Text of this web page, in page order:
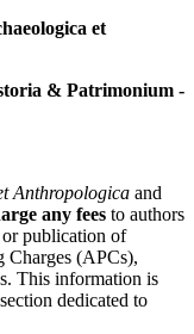
et
& Patrimonium -
Anthropologica and
any fees to authors
or publication of
Charges (APCs),
This information is
dedicated to